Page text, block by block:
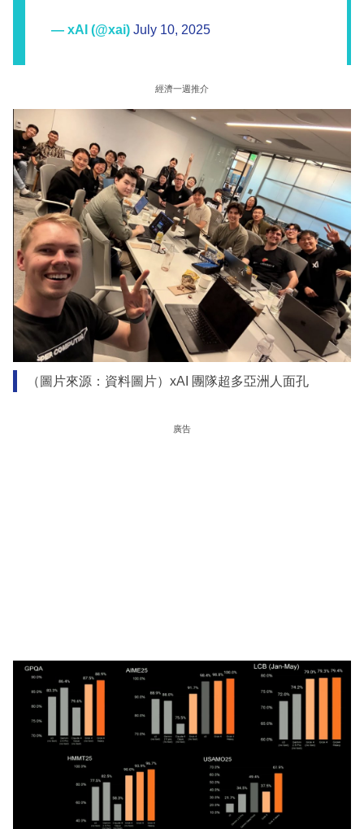
— xAI (@xai) July 10, 2025
經濟一週推介
（圖片來源：資料圖片）xAI 團隊超多亞洲人面孔
廣告